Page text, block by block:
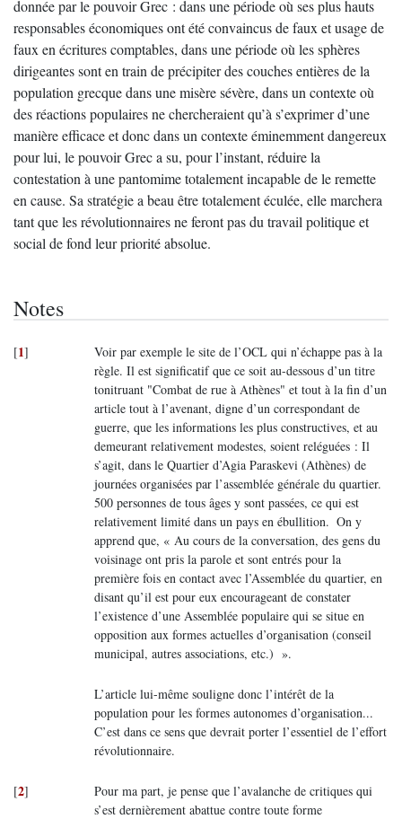
donnée par le pouvoir Grec : dans une période où ses plus hauts
responsables économiques ont été convaincus de faux et usage de
faux en écritures comptables, dans une période où les sphères
dirigeantes sont en train de précipiter des couches entières de la
population grecque dans une misère sévère, dans un contexte où
des réactions populaires ne chercheraient qu’à s’exprimer d’une
manière efficace et donc dans un contexte éminemment dangereux
pour lui, le pouvoir Grec a su, pour l’instant, réduire la
contestation à une pantomime totalement incapable de le remette
en cause. Sa stratégie a beau être totalement éculée, elle marchera
tant que les révolutionnaires ne feront pas du travail politique et
social de fond leur priorité absolue.
Notes
[1]
Voir par exemple le site de l’OCL qui n’échappe pas à la
règle. Il est significatif que ce soit au-dessous d’un titre
tonitruant "Combat de rue à Athènes" et tout à la fin d’un
article tout à l’avenant, digne d’un correspondant de
guerre, que les informations les plus constructives, et au
demeurant relativement modestes, soient reléguées : Il
s’agit, dans le Quartier d’Agia Paraskevi (Athènes) de
journées organisées par l’assemblée générale du quartier.
500 personnes de tous âges y sont passées, ce qui est
relativement limité dans un pays en ébullition. On y
apprend que, « Au cours de la conversation, des gens du
voisinage ont pris la parole et sont entrés pour la
première fois en contact avec l’Assemblée du quartier, en
disant qu’il est pour eux encourageant de constater
l’existence d’une Assemblée populaire qui se situe en
opposition aux formes actuelles d’organisation (conseil
municipal, autres associations, etc.) ».
L’article lui-même souligne donc l’intérêt de la
population pour les formes autonomes d’organisation...
C’est dans ce sens que devrait porter l’essentiel de l’effort
révolutionnaire.
[2]
Pour ma part, je pense que l’avalanche de critiques qui
s’est dernièrement abattue contre toute forme